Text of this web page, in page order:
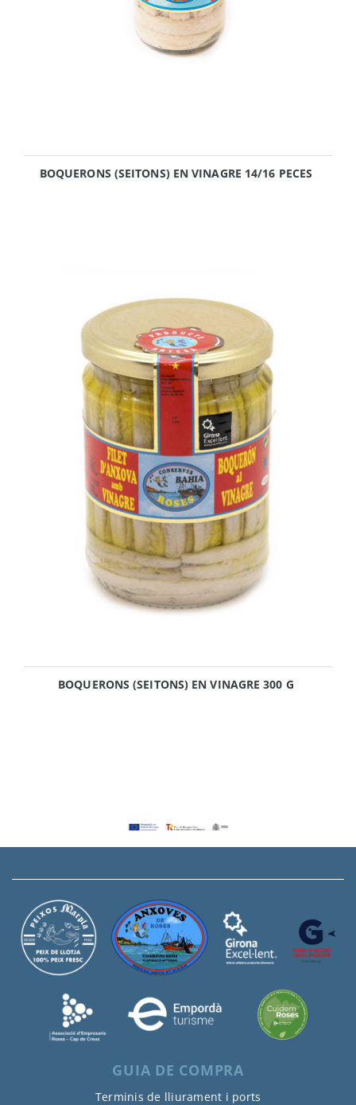
BOQUERONS (SEITONS) EN VINAGRE 14/16 PECES
BOQUERONS (SEITONS) EN VINAGRE 300 G
GUIA DE COMPRA
Terminis de lliurament i ports